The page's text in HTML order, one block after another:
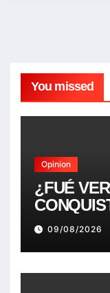
You missed
Opinion
¿FUÉ
09/08/2026